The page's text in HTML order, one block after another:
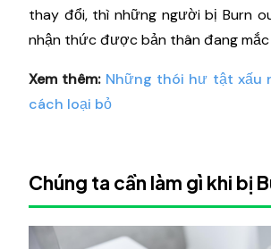
thay đổi, thì những người bị Burn
nhận thức được bản thân đang mắc
Xem thêm: Những thói hư tật xấu
cách loại bỏ
Chúng ta cần làm gì khi bị